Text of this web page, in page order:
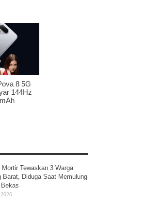
8 5G
144Hz
Mortir Tewaskan 3 Warga
Barat, Diduga Saat Memulung